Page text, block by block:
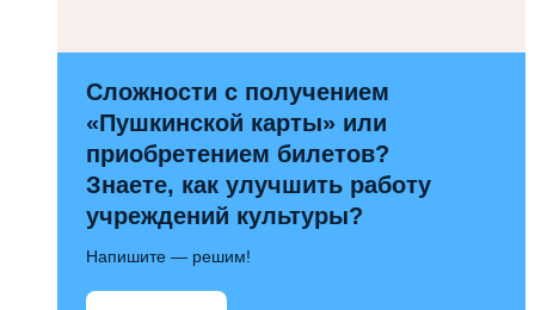
Сложности с получением
«Пушкинской карты» или
приобретением билетов?
Знаете, как улучшить работу
учреждений культуры?
Напишите — решим!